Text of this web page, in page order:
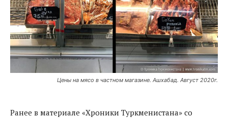
Цены на мясо в частном магазине. Ашхабад. Август 2020г.
Ранее в материале «Хроники Туркменистана» со